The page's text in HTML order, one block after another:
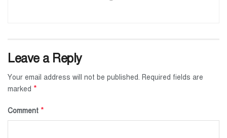
Leave a Reply
Your email address will not be published. Required fields are
marked *
Comment *